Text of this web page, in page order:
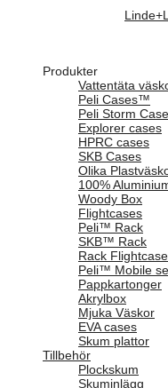
Produkter
Vattentäta
Peli Cases™
Peli Storm
Explorer cases
HPRC cases
SKB Cases
Olika
100%
Woody Box
Flightcases
Peli™ Rack
SKB™ Rack
Rack
Peli™ Mobile
Pappkartonger
Akrylbox
Mjuka Väskor
EVA cases
Skum plattor
Tillbehör
Plockskum
Skuminlägg